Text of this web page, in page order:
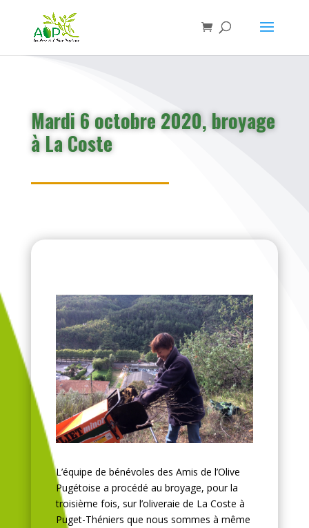
Mardi 6 octobre 2020, broyage
à La Coste
L’équipe de bénévoles des Amis de l’Olive
Pugétoise a procédé au broyage, pour la
troisième fois, sur l’oliveraie de La Coste à
Puget-Théniers que nous sommes à même